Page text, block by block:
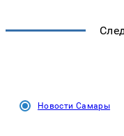
Новости Самары